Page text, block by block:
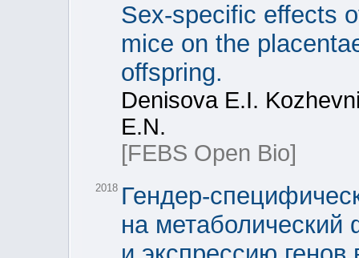
Sex-specific effects
mice on the
offspring.
Denisova E.I.
E.N.
[FEBS Open Bio]
2018 Гендер-
на метаболический